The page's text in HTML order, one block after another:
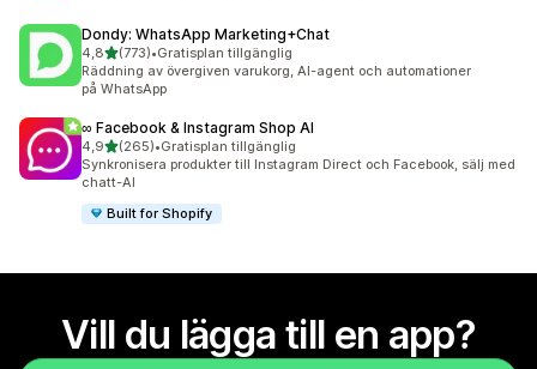
Dondy: WhatsApp Marketing+Chat
4,8av 5 stjärnor
(773)
773 recensioner totalt
•Gratisplan tillgänglig
Räddning av övergiven varukorg, AI-agent och automationer
på WhatsApp
∞ Facebook & Instagram Shop AI
4,9av 5 stjärnor
(265)
265 recensioner totalt
•Gratisplan tillgänglig
Synkronisera produkter till Instagram Direct och Facebook, sälj med
chatt-AI
Built for Shopify
Vill du lägga till en app?